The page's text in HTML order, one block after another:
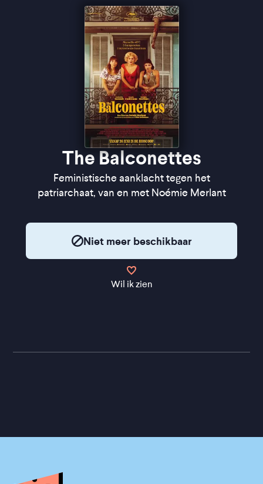
The Balconettes
Feministische aanklacht tegen het
patriarchaat, van en met Noémie Merlant
Niet meer beschikbaar
Wil ik zien